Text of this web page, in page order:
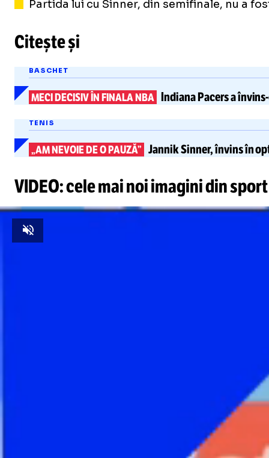
Partida lui cu Sinner, din semifinale, nu a
Citește și
BASCHET
MECI DECISIV ÎN FINALA NBA Indiana Pacersa
TENIS
„AM NEVOIE DE O PAUZĂ” Jannik Sinner,învins în
VIDEO: cele mai noi imagini din sport
Unmute